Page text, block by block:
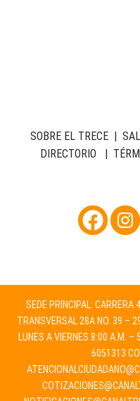
SOBRE EL TRECE|
DIRECTORIO |
SEDE PRINCIPAL:
TRANSVERSAL 28A NO. 39 –
LUNES A VIERNES 8:00 A.M. –
6051313